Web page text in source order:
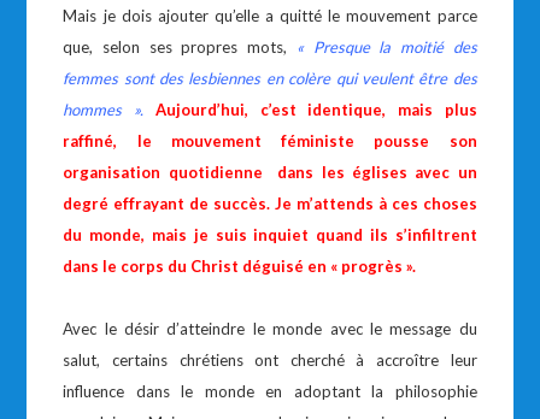
Mais je dois ajouter qu’elle a quitté le mouvement parce
que, selon ses propres mots, « Presque la moitié des
femmes sont des lesbiennes en colère qui veulent être des
hommes ». Aujourd’hui, c’est identique, mais plus
raffiné, le mouvement féministe pousse son
organisation quotidienne dans les églises avec un
degré effrayant de succès. Je m’attends à ces choses
du monde, mais je suis inquiet quand ils s’infiltrent
dans le corps du Christ déguisé en « progrès ».
Avec le désir d’atteindre le monde avec le message du
salut, certains chrétiens ont cherché à accroître leur
influence dans le monde en adoptant la philosophie